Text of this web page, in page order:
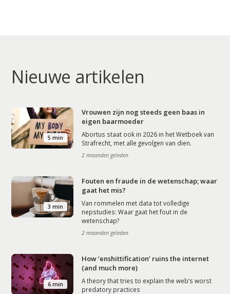
Nieuwe artikelen
5 min
Vrouwen zijn nog steeds geen baas in
eigen baarmoeder
Abortus staat ook in 2026 in het Wetboek van
Strafrecht, met alle gevolgen van dien.
2 maanden geleden
3 min
Fouten en fraude in de wetenschap; waar
gaat het mis?
Van rommelen met data tot volledige
nepstudies: Waar gaat het fout in de
wetenschap?
2 maanden geleden
6 min
How ‘enshittification’ ruins the internet
(and much more)
A theory that tries to explain the web’s worst
predatory practices